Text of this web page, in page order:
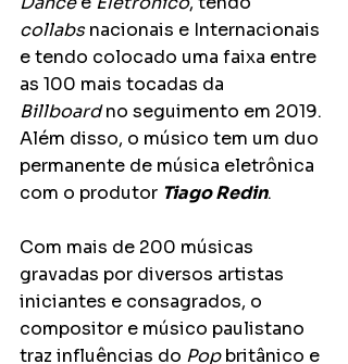
collabs nacionais e Internacionais
e tendo colocado uma faixa entre
as 100 mais tocadas da
Billboard no seguimento em 2019.
Além disso, o músico tem um duo
permanente de música eletrônica
com o produtor Tiago Redin.
Com mais de 200 músicas
gravadas por diversos artistas
iniciantes e consagrados, o
compositor e músico paulistano
traz influências do Pop britânico e